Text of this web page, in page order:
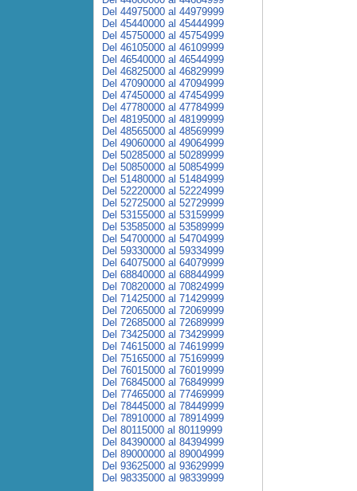
Del 44975000 al 44979999
Del 45440000 al 45444999
Del 45750000 al 45754999
Del 46105000 al 46109999
Del 46540000 al 46544999
Del 46825000 al 46829999
Del 47090000 al 47094999
Del 47450000 al 47454999
Del 47780000 al 47784999
Del 48195000 al 48199999
Del 48565000 al 48569999
Del 49060000 al 49064999
Del 50285000 al 50289999
Del 50850000 al 50854999
Del 51480000 al 51484999
Del 52220000 al 52224999
Del 52725000 al 52729999
Del 53155000 al 53159999
Del 53585000 al 53589999
Del 54700000 al 54704999
Del 59330000 al 59334999
Del 64075000 al 64079999
Del 68840000 al 68844999
Del 70820000 al 70824999
Del 71425000 al 71429999
Del 72065000 al 72069999
Del 72685000 al 72689999
Del 73425000 al 73429999
Del 74615000 al 74619999
Del 75165000 al 75169999
Del 76015000 al 76019999
Del 76845000 al 76849999
Del 77465000 al 77469999
Del 78445000 al 78449999
Del 78910000 al 78914999
Del 80115000 al 80119999
Del 84390000 al 84394999
Del 89000000 al 89004999
Del 93625000 al 93629999
Del 98335000 al 98339999